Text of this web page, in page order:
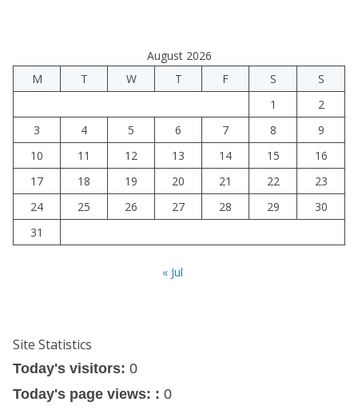
August 2026
M
T W T F S
S
1
2
3
4 5 6 7 8
9
10
11 12 13 14 15
16
17
18 19 20 21 22
23
24
25 26 27 28 29
30
31
« Jul
Site Statistics
Today's visitors: 0
Today's page views: : 0